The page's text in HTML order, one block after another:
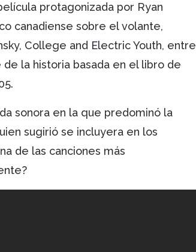
protagonizada por Ryan
canadiense sobre el volante,
College and Electric Youth, entre
la historia basada en el libro de
sonora en la que predominó la
sugirió se incluyera en los
de las canciones más